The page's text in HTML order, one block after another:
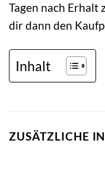
Tagen nach Erhalt
dir dann den
Inhalt
ZUSÄTZLICHE